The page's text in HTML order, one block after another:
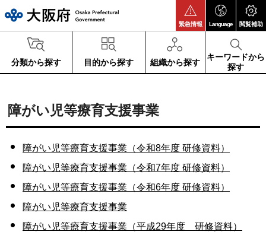
緊急情報 Language 閲覧補助
分類から探す 目的から探す 組織から探す
キーワードから
探す
障がい児等療育支援事業
障がい児等療育支援事業（令和8年度 研修資料）
障がい児等療育支援事業（令和7年度 研修資料）
障がい児等療育支援事業（令和6年度 研修資料）
障がい児等療育支援事業
障がい児等療育支援事業（平成29年度 研修資料）